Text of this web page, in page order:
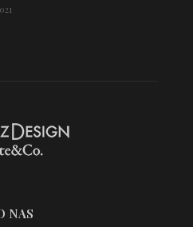
NAS